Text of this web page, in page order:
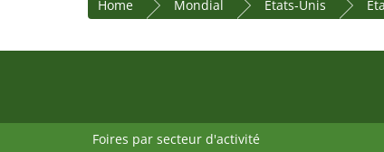
Home Mondial États-Unis
Foires par secteur d'activité